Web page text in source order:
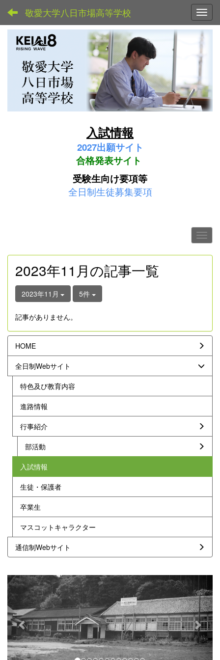
敬愛大学八日市場高等学校
入試情報
2027出願サイト
合格発表サイト
受験生向け要項等
全日制生徒募集要項
2023年11月の記事一覧
2023年11月 5件
記事がありません。
HOME
全日制Webサイト
特色及び教育内容
進路情報
行事紹介
部活動
入試情報
生徒・保護者
卒業生
マスコットキャラクター
通信制Webサイト
p
r
e
v
i
o
e
x
t